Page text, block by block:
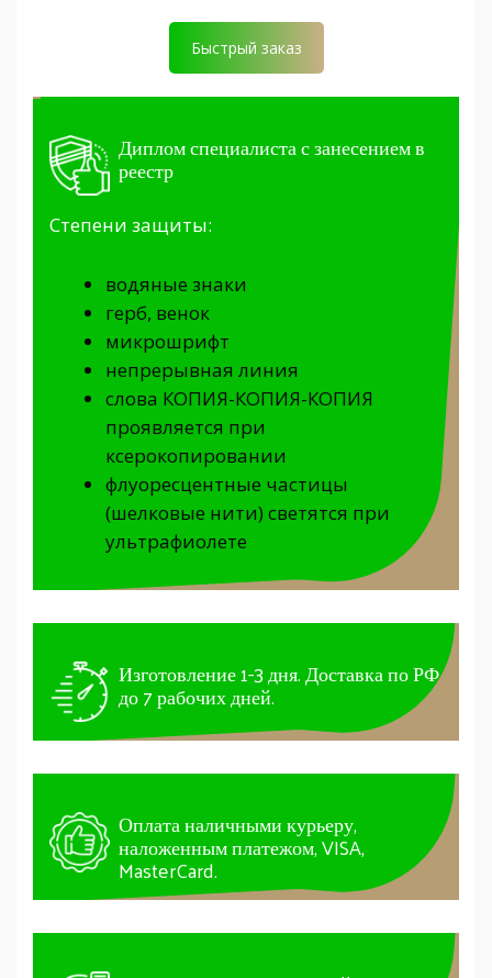
Быстрый заказ
Диплом специалиста с занесением в
реестр
Степени защиты:
водяные знаки
герб, венок
микрошрифт
непрерывная линия
слова КОПИЯ-КОПИЯ-КОПИЯ
проявляется при
ксерокопировании
флуоресцентные частицы
(шелковые нити) светятся при
ультрафиолете
Изготовление 1-3 дня. Доставка по РФ
до 7 рабочих дней.
Оплата наличными курьеру,
наложенным платежом, VISA,
MasterCard.